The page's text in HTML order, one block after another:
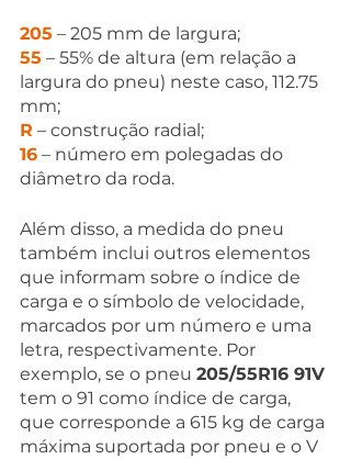
205 – 205 mm de largura;
55 – 55% de altura (em relação a
largura do pneu) neste caso, 112.75
mm;
R – construção radial;
16 – número em polegadas do
diâmetro da roda.
Além disso, a medida do pneu
também inclui outros elementos
que informam sobre o índice de
carga e o símbolo de velocidade,
marcados por um número e uma
letra, respectivamente. Por
exemplo, se o pneu 205/55R16 91V
tem o 91 como índice de carga,
que corresponde a 615 kg de carga
máxima suportada por pneu e o V